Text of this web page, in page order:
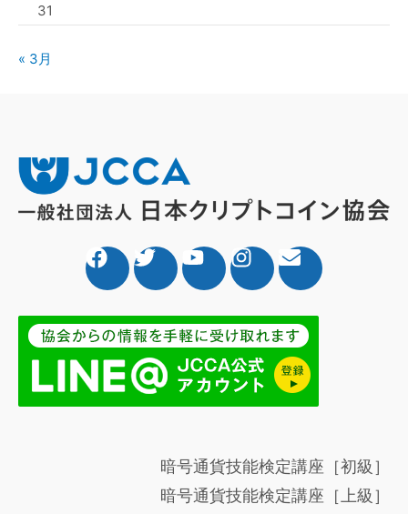
31
« 3月
暗号通貨技能検定講座［初級］
暗号通貨技能検定講座［上級］